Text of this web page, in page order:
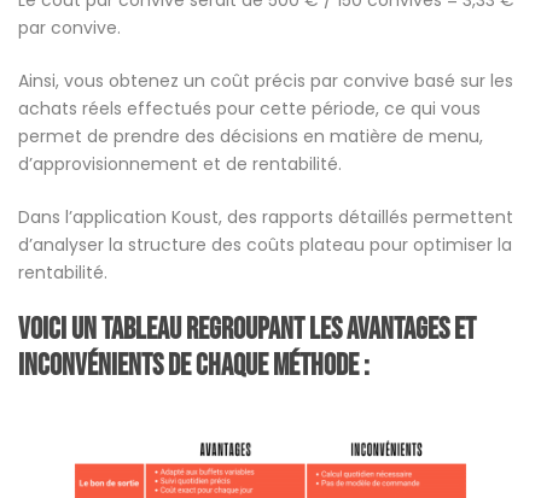
par convive.
Ainsi, vous obtenez un coût précis par convive basé sur les
achats réels effectués pour cette période, ce qui vous
permet de prendre des décisions en matière de menu,
d’approvisionnement et de rentabilité.
Dans l’application Koust, des rapports détaillés permettent
d’analyser la structure des coûts plateau pour optimiser la
rentabilité.
Voici un tableau regroupant les avantages et
Inconvénients de chaque méthode :